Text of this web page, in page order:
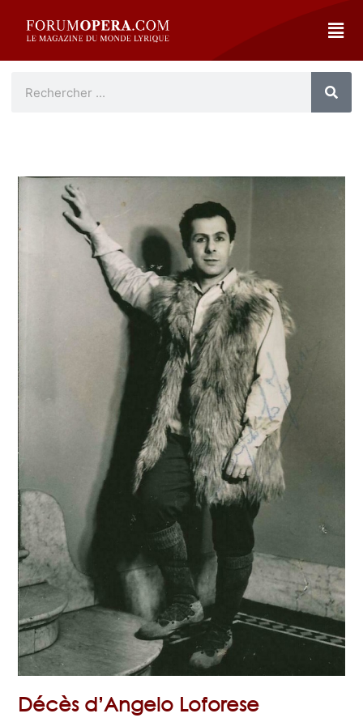
Décès d’Angelo Loforese